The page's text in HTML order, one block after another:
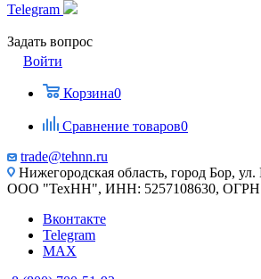
Telegram
Задать вопрос
Войти
Корзина0
Сравнение товаров0
trade@tehnn.ru
Нижегородская область, город Бор,
ООО "ТехНН", ИНН: 5257108630, ОГРН:
Вконтакте
Telegram
MAX